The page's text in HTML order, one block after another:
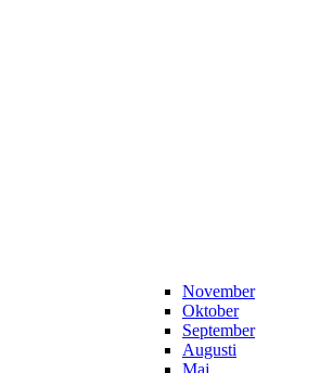
November
Oktober
September
Augusti
Maj